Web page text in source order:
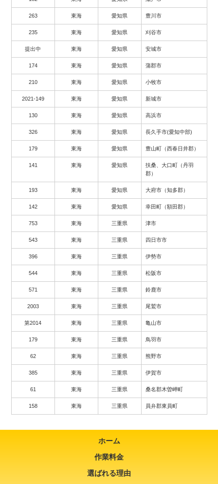
263 東海 愛知県 豊川市
235 東海 愛知県 刈谷市
提出中 東海 愛知県 安城市
174 東海 愛知県 蒲郡市
210 東海 愛知県 小牧市
2021-149 東海 愛知県 新城市
130 東海 愛知県 高浜市
326 東海 愛知県 長久手市(愛知中部)
179 東海 愛知県 豊山町（西春日井郡）
141 東海 愛知県
扶桑、大口町（丹羽
郡）
193 東海 愛知県 大府市（知多郡）
142 東海 愛知県 幸田町（額田郡）
753 東海 三重県 津市
543 東海 三重県 四日市市
396 東海 三重県 伊勢市
544 東海 三重県 松阪市
571 東海 三重県 鈴鹿市
2003 東海 三重県 尾鷲市
第2014 東海 三重県 亀山市
179 東海 三重県 鳥羽市
62 東海 三重県 熊野市
385 東海 三重県 伊賀市
61 東海 三重県 桑名郡木曽岬町
158 東海 三重県 員弁郡東員町
ホーム
作業料金
選ばれる理由